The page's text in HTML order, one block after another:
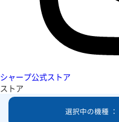
シャープ公式ストア
ストア
選択中の機種 ：